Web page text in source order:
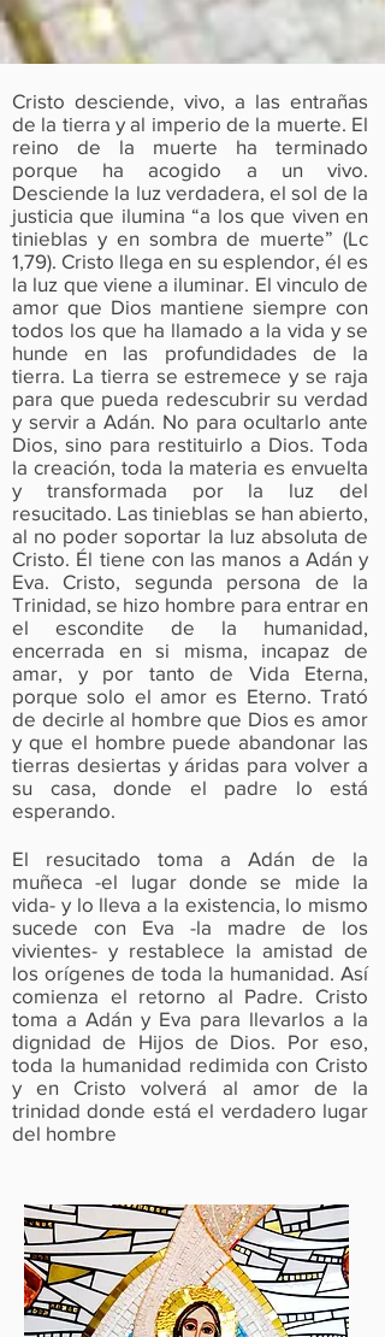
Cristo desciende, vivo, a las entrañas
de la tierra y al imperio de la muerte. El
reino de la muerte ha terminado
porque ha acogido a un vivo.
Desciende la luz verdadera, el sol de la
justicia que ilumina “a los que viven en
tinieblas y en sombra de muerte” (Lc
1,79). Cristo llega en su esplendor, él es
la luz que viene a iluminar. El vinculo de
amor que Dios mantiene siempre con
todos los que ha llamado a la vida y se
hunde en las profundidades de la
tierra. La tierra se estremece y se raja
para que pueda redescubrir su verdad
y servir a Adán. No para ocultarlo ante
Dios, sino para restituirlo a Dios. Toda
la creación, toda la materia es envuelta
y transformada por la luz del
resucitado. Las tinieblas se han abierto,
al no poder soportar la luz absoluta de
Cristo. Él tiene con las manos a Adán y
Eva. Cristo, segunda persona de la
Trinidad, se hizo hombre para entrar en
el escondite de la humanidad,
encerrada en si misma, incapaz de
amar, y por tanto de Vida Eterna,
porque solo el amor es Eterno. Trató
de decirle al hombre que Dios es amor
y que el hombre puede abandonar las
tierras desiertas y áridas para volver a
su casa, donde el padre lo está
esperando.
El resucitado toma a Adán de la
muñeca -el lugar donde se mide la
vida- y lo lleva a la existencia, lo mismo
sucede con Eva -la madre de los
vivientes- y restablece la amistad de
los orígenes de toda la humanidad. Así
comienza el retorno al Padre. Cristo
toma a Adán y Eva para llevarlos a la
dignidad de Hijos de Dios. Por eso,
toda la humanidad redimida con Cristo
y en Cristo volverá al amor de la
trinidad donde está el verdadero lugar
del hombre